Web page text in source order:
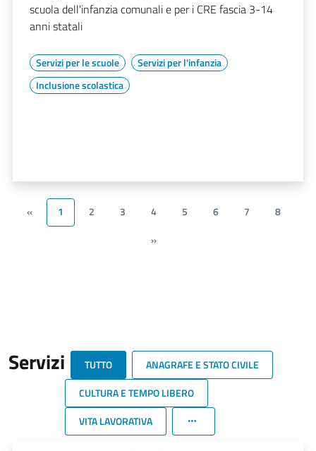
scuola dell'infanzia comunali e per i CRE fascia 3-14
anni statali
Servizi per le scuole
Servizi per l'infanzia
Inclusione scolastica
« 1 2 3 4 5 6 7
8
»
Servizi TUTTO
ANAGRAFE E STATO CIVILE
CULTURA E TEMPO LIBERO
VITA LAVORATIVA